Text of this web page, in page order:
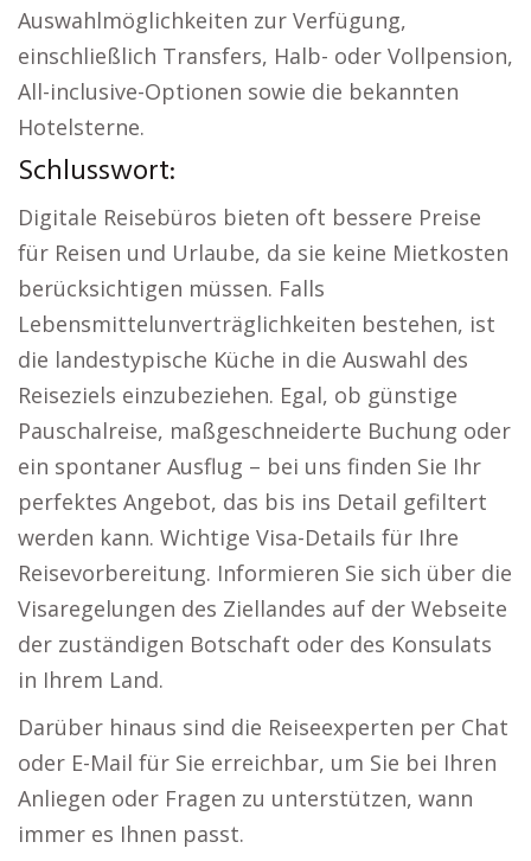
Auswahlmöglichkeiten zur Verfügung,
einschließlich Transfers, Halb- oder Vollpension,
All-inclusive-Optionen sowie die bekannten
Hotelsterne.
Schlusswort:
Digitale Reisebüros bieten oft bessere Preise
für Reisen und Urlaube, da sie keine Mietkosten
berücksichtigen müssen. Falls
Lebensmittelunverträglichkeiten bestehen, ist
die landestypische Küche in die Auswahl des
Reiseziels einzubeziehen. Egal, ob günstige
Pauschalreise, maßgeschneiderte Buchung oder
ein spontaner Ausflug – bei uns finden Sie Ihr
perfektes Angebot, das bis ins Detail gefiltert
werden kann. Wichtige Visa-Details für Ihre
Reisevorbereitung. Informieren Sie sich über die
Visaregelungen des Ziellandes auf der Webseite
der zuständigen Botschaft oder des Konsulats
in Ihrem Land.
Darüber hinaus sind die Reiseexperten per Chat
oder E-Mail für Sie erreichbar, um Sie bei Ihren
Anliegen oder Fragen zu unterstützen, wann
immer es Ihnen passt.